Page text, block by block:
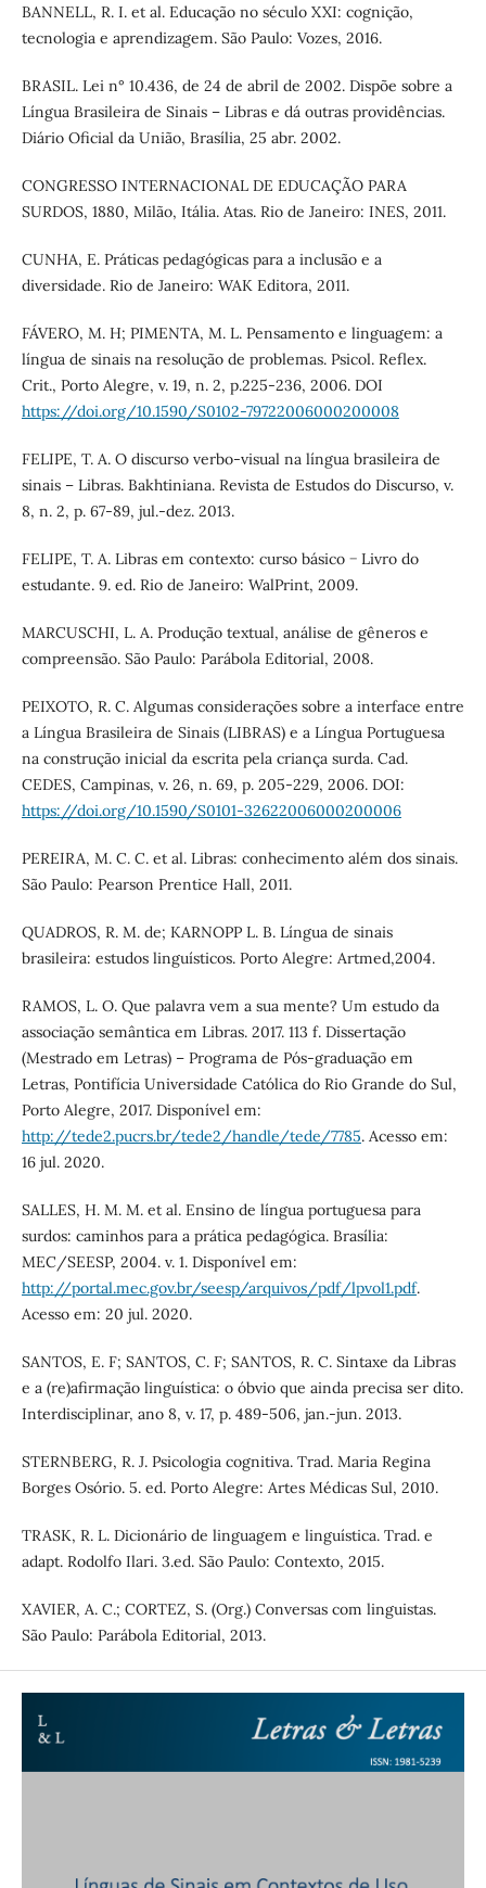
BANNELL, R. I. et al. Educação no século XXI: cognição,
tecnologia e aprendizagem. São Paulo: Vozes, 2016.
BRASIL. Lei n° 10.436, de 24 de abril de 2002. Dispõe sobre a
Língua Brasileira de Sinais – Libras e dá outras providências.
Diário Oficial da União, Brasília, 25 abr. 2002.
CONGRESSO INTERNACIONAL DE EDUCAÇÃO PARA
SURDOS, 1880, Milão, Itália. Atas. Rio de Janeiro: INES, 2011.
CUNHA, E. Práticas pedagógicas para a inclusão e a
diversidade. Rio de Janeiro: WAK Editora, 2011.
FÁVERO, M. H; PIMENTA, M. L. Pensamento e linguagem: a
língua de sinais na resolução de problemas. Psicol. Reflex.
Crit., Porto Alegre, v. 19, n. 2, p.225-236, 2006. DOI
https://doi.org/10.1590/S0102-79722006000200008
FELIPE, T. A. O discurso verbo-visual na língua brasileira de
sinais – Libras. Bakhtiniana. Revista de Estudos do Discurso, v.
8, n. 2, p. 67-89, jul.-dez. 2013.
FELIPE, T. A. Libras em contexto: curso básico − Livro do
estudante. 9. ed. Rio de Janeiro: WalPrint, 2009.
MARCUSCHI, L. A. Produção textual, análise de gêneros e
compreensão. São Paulo: Parábola Editorial, 2008.
PEIXOTO, R. C. Algumas considerações sobre a interface entre
a Língua Brasileira de Sinais (LIBRAS) e a Língua Portuguesa
na construção inicial da escrita pela criança surda. Cad.
CEDES, Campinas, v. 26, n. 69, p. 205-229, 2006. DOI:
https://doi.org/10.1590/S0101-32622006000200006
PEREIRA, M. C. C. et al. Libras: conhecimento além dos sinais.
São Paulo: Pearson Prentice Hall, 2011.
QUADROS, R. M. de; KARNOPP L. B. Língua de sinais
brasileira: estudos linguísticos. Porto Alegre: Artmed,2004.
RAMOS, L. O. Que palavra vem a sua mente? Um estudo da
associação semântica em Libras. 2017. 113 f. Dissertação
(Mestrado em Letras) – Programa de Pós-graduação em
Letras, Pontifícia Universidade Católica do Rio Grande do Sul,
Porto Alegre, 2017. Disponível em:
http://tede2.pucrs.br/tede2/handle/tede/7785. Acesso em:
16 jul. 2020.
SALLES, H. M. M. et al. Ensino de língua portuguesa para
surdos: caminhos para a prática pedagógica. Brasília:
MEC/SEESP, 2004. v. 1. Disponível em:
http://portal.mec.gov.br/seesp/arquivos/pdf/lpvol1.pdf.
Acesso em: 20 jul. 2020.
SANTOS, E. F; SANTOS, C. F; SANTOS, R. C. Sintaxe da Libras
e a (re)afirmação linguística: o óbvio que ainda precisa ser dito.
Interdisciplinar, ano 8, v. 17, p. 489-506, jan.-jun. 2013.
STERNBERG, R. J. Psicologia cognitiva. Trad. Maria Regina
Borges Osório. 5. ed. Porto Alegre: Artes Médicas Sul, 2010.
TRASK, R. L. Dicionário de linguagem e linguística. Trad. e
adapt. Rodolfo Ilari. 3.ed. São Paulo: Contexto, 2015.
XAVIER, A. C.; CORTEZ, S. (Org.) Conversas com linguistas.
São Paulo: Parábola Editorial, 2013.